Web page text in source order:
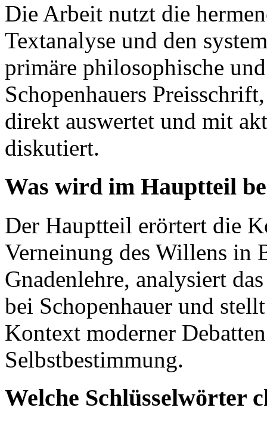
Die Arbeit nutzt die
Textanalyse und den
primäre philosophische
Schopenhauers
direkt auswertet und mit
diskutiert.
Was wird im Hauptteil
Der Hauptteil erörtert die
Verneinung des Willens in
Gnadenlehre, analysiert
bei Schopenhauer und
Kontext moderner
Selbstbestimmung.
Welche Schlüsselwörter